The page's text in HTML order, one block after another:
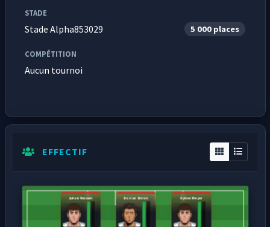
STADE
Stade Alpha853029 5 000 places
COMPÉTITION
Aucun tournoi
EFFECTIF
Julien Vincent Dorian Simon Kylian Meyer